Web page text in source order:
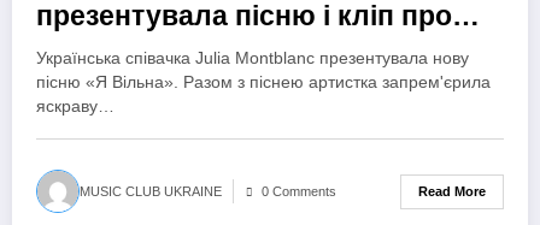
презентувала пісню і кліп про
здійснення мрій «Я Вільна»
Українська співачка Julia Montblanc презентувала нову
пісню «Я Вільна». Разом з піснею артистка запрем'єрила
яскраву…
MUSIC CLUB UKRAINE 0 Comments Read More